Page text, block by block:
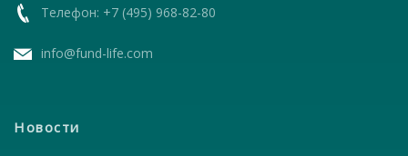
Телефон: +7 (495) 968-82-80
info@fund-life.com
Новости